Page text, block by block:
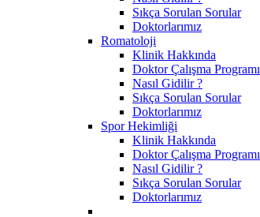
Sıkça Sorulan Sorular
Doktorlarımız
Romatoloji
Klinik Hakkında
Doktor Çalışma Programı
Nasıl Gidilir ?
Sıkça Sorulan Sorular
Doktorlarımız
Spor Hekimliği
Klinik Hakkında
Doktor Çalışma Programı
Nasıl Gidilir ?
Sıkça Sorulan Sorular
Doktorlarımız